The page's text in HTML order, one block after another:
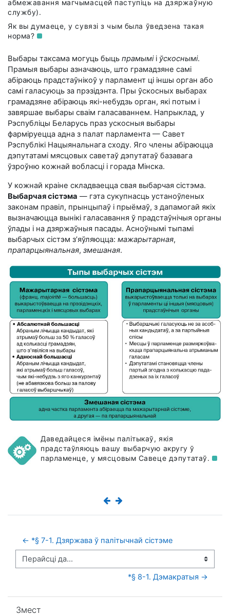
абмежавання магчымасцей паступіць на дзяржаўную
службу).
Як вы думаеце, у сувязі з чым была ўведзена такая
норма?
Выбары таксама могуць быць прамыміі ўскоснымі.
Прамыя выбары азначаюць, што грамадзяне самі
абіраюць прадстаўнікоў у парламент ці іншы орган або
самі галасуюць за прэзідэнта. Пры ўскосных выбарах
грамадзяне абіраюць які-небудзь орган, які потым і
завяршае выбары сваім галасаваннем. Напрыклад, у
Рэспубліцы Беларусь праз ускосныя выбары
фарміруецца адна з палат парламента — Савет
Рэспублікі Нацыянальнага сходу. Яго члены абіраюцца
дэпутатамі мясцовых саветаў дэпутатаў базавага
ўзроўню кожнай вобласці і горада Мінска.
У кожнай краіне складваецца свая выбарчая сістэма.
Выбарчая сістэма — гэта сукупнасць устаноўленых
законам правіл, прынцыпаў і прыёмаў, з дапамогай якіх
вызначаюцца вынікі галасавання ў прадстаўнічыя органы
ўлады і на дзяржаўныя пасады. Асноўнымі тыпамі
выбарчых сістэм з’яўляюцца: мажарытарная,
прапарцыянальная, змешаная.
Даведайцеся імёны палітыкаў, якія
прадстаўляюць вашу выбарчую акругу ў
парламенце, у мясцовым Савеце дэпутатаў.
← *§ 7-1. Дзяржава ў палітычнай сістэме
Перайсці да...
*§ 8-1. Дэмакратыя →
Змест